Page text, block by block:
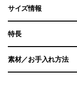
サイズ情報
特長
素材／お手入れ方法